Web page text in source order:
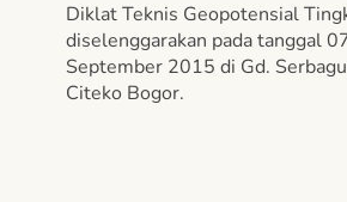
Diklat Teknis Geopotensial
diselenggarakan pada tanggal
September 2015 di Gd.
Citeko Bogor.